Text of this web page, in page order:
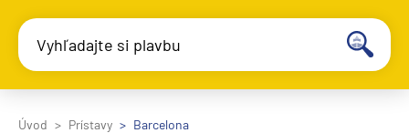
Vyhľadajte si plavbu
Úvod Prístavy Barcelona